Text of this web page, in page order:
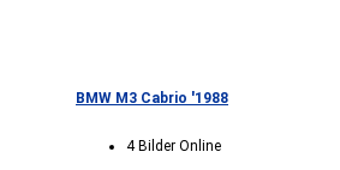
BMW M3 Cabrio '1988
4 Bilder Online